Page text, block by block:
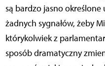
są bardzo jasno
żadnych sygnałów, żeby
którykolwiek z
sposób dramatyczny